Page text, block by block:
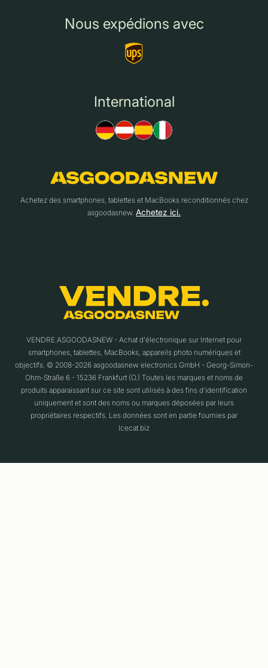
Nous expédions avec
International
Achetez des smartphones, tablettes et MacBooks reconditionnés chez
asgoodasnew. Achetez ici.
VENDRE.ASGOODASNEW - Achat d'électronique sur Internet pour
smartphones, tablettes, MacBooks, appareils photo numériques et
objectifs. © 2008-2026 asgoodasnew electronics GmbH - Georg-Simon-
Ohm-Straße 6 - 15236 Frankfurt (O.) Toutes les marques et noms de
produits apparaissant sur ce site sont utilisés à des fins d'identification
uniquement et sont des noms ou marques déposées par leurs
propriétaires respectifs. Les données sont en partie fournies par
Icecat.biz